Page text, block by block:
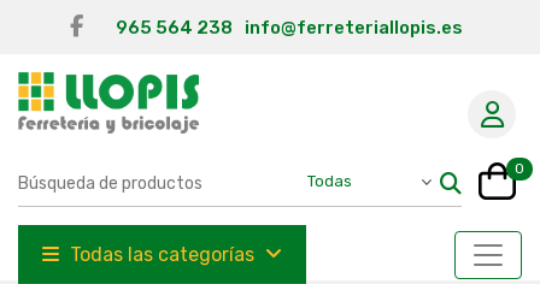
965 564 238 info@ferreteriallopis.es
0
Todas las categorías